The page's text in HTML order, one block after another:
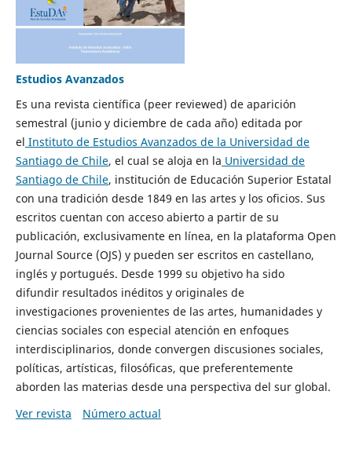
Estudios Avanzados
Es una revista científica (peer reviewed) de aparición
semestral (junio y diciembre de cada año) editada por
el Instituto de Estudios Avanzados de la Universidad de
Santiago de Chile, el cual se aloja en la Universidad de
Santiago de Chile, institución de Educación Superior Estatal
con una tradición desde 1849 en las artes y los oficios. Sus
escritos cuentan con acceso abierto a partir de su
publicación, exclusivamente en línea, en la plataforma Open
Journal Source (OJS) y pueden ser escritos en castellano,
inglés y portugués. Desde 1999 su objetivo ha sido
difundir resultados inéditos y originales de
investigaciones provenientes de las artes, humanidades y
ciencias sociales con especial atención en enfoques
interdisciplinarios, donde convergen discusiones sociales,
políticas, artísticas, filosóficas, que preferentemente
aborden las materias desde una perspectiva del sur global.
Ver revista
Número actual